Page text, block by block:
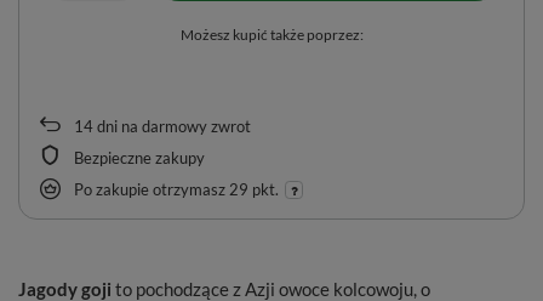
14dni na darmowy zwrot
Bezpieczne zakupy
Po zakupie otrzymasz29 pkt.
Możesz kupić także poprzez:
Jagody goji to pochodzące z Azji owoce kolcowoju, o